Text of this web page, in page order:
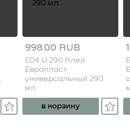
998.00 RUB
E04.U.290 Клей
Европласт
универсальный 290
мл.
в корзину